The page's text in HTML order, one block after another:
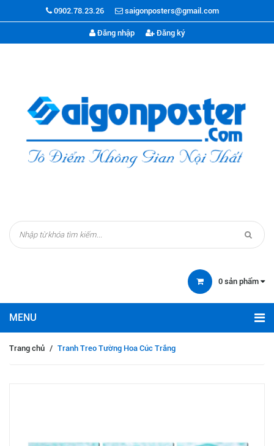
0902.78.23.26 saigonposters@gmail.com
Đăng nhập Đăng ký
0 sản phẩm
Trang chủ / Tranh Treo Tường Hoa Cúc Trắng